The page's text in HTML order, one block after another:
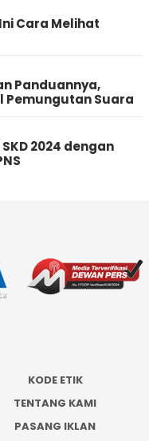
Cara Melihat
Panduannya,
Pemungutan Suara
2024 dengan
KODE ETIK
TENTANG KAMI
PASANG IKLAN